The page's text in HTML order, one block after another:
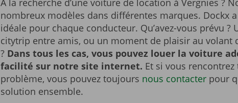
À la recherche d’une voiture de location à Vergnies ?
nombreux modèles dans différentes marques. Dockx
idéale pour chaque conducteur. Qu’avez-vous prévu ?
citytrip entre amis, ou un moment de plaisir au volant
? Dans tous les cas, vous pouvez louer la voiture
facilité sur notre site internet. Et si vous
problème, vous pouvez toujours nous contacterpour
solution ensemble.